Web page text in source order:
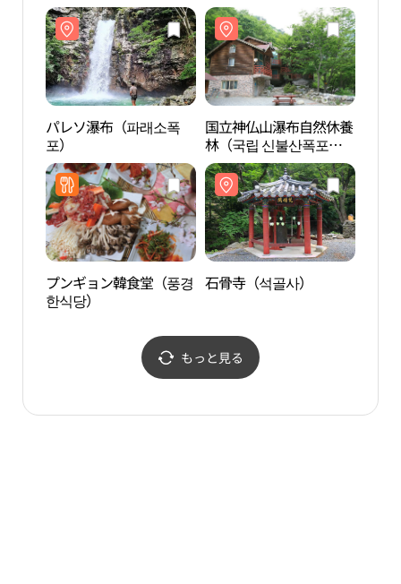
パレソ瀑布（파래소폭
포）
国立神仏山瀑布自然休養
林（국립 신불산폭포자
연휴양림）
プンギョン韓食堂（풍경
한식당）
石骨寺（석골사）
もっと見る